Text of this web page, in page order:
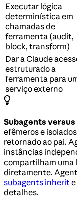
Executar lógica
determinística em
chamadas de
ferramenta (audit,
block, transform)
Dar a Claude
estruturado a
ferramenta para
serviço externo
Subagents
efêmeros e
retornado ao pai.
instâncias
compartilham uma
diretamente.
subagents inherit
detalhes.